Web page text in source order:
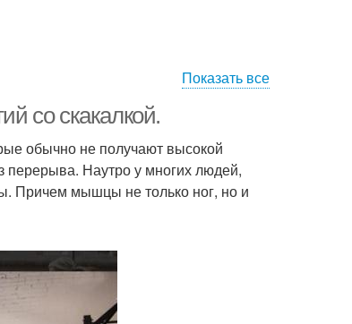
Показать все
со скакалкой.
обычно не получают высокой
перерыва. Наутро у многих людей,
Причем мышцы не только ног, но и